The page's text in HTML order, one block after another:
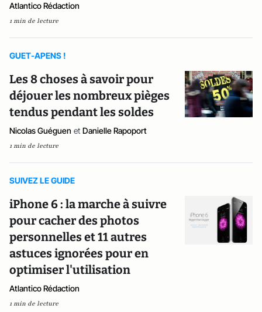
Atlantico Rédaction
1 min de lecture
GUET-APENS !
Les 8 choses à savoir pour
déjouer les nombreux pièges
tendus pendant les soldes
Nicolas Guéguen et Danielle Rapoport
1 min de lecture
SUIVEZ LE GUIDE
iPhone 6 : la marche à suivre
pour cacher des photos
personnelles et 11 autres
astuces ignorées pour en
optimiser l'utilisation
Atlantico Rédaction
1 min de lecture